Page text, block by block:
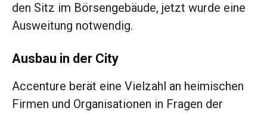
den Sitz im Börsen­gebäude, jetzt wurde eine
Ausweitung notwendig.
Ausbau in der City
Accenture berät eine Vielzahl an heimischen
Firmen und Organisationen in Fragen der